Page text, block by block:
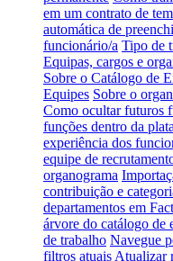
em um contrato de
automática de
funcionário/a Tipo de
Equipas, cargos e
Sobre o Catálogo de
Equipes Sobre o
Como ocultar futuros
funções dentro da
experiência dos
equipe de
organograma
contribuição e
departamentos em
árvore do catálogo de
de trabalho Navegue
filtros atuais Atualizar